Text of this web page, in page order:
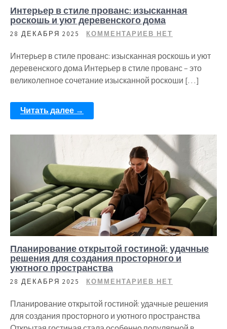
Интерьер в стиле прованс: изысканная
роскошь и уют деревенского дома
28 ДЕКАБРЯ 2025 КОММЕНТАРИЕВ НЕТ
Интерьер в стиле прованс: изысканная роскошь и уют
деревенского дома Интерьер в стиле прованс – это
великолепное сочетание изысканной роскоши […]
Читать далее →
Планирование открытой гостиной: удачные
решения для создания просторного и
уютного пространства
28 ДЕКАБРЯ 2025 КОММЕНТАРИЕВ НЕТ
Планирование открытой гостиной: удачные решения
для создания просторного и уютного пространства